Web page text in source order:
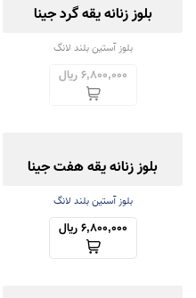
بلوز زنانه یقه گرد جینا
بلوز آستین بلند لانگ
6,800,000 ریال
بلوز زنانه یقه هفت جینا
بلوز آستین بلند لانگ
6,800,000 ریال